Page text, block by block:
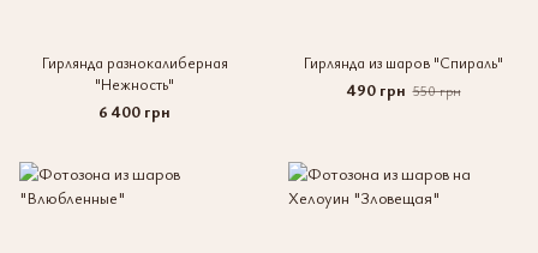
Гирлянда разнокалиберная
"Нежность"
6 400 грн
Гирлянда из шаров "Спираль"
490 грн 550 грн